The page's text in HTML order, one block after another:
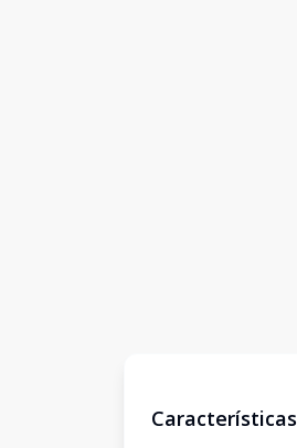
Características